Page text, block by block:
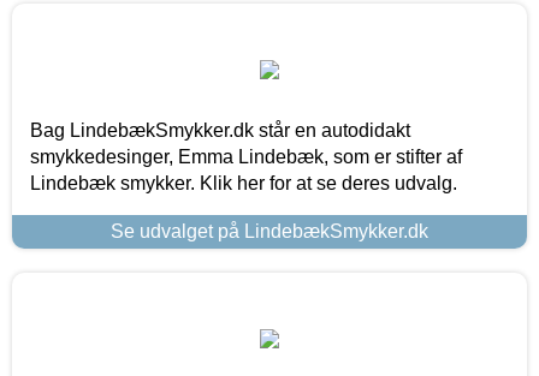
Bag LindebækSmykker.dk står en autodidakt
smykkedesinger, Emma Lindebæk, som er stifter af
Lindebæk smykker. Klik her for at se deres udvalg.
Se udvalget på LindebækSmykker.dk